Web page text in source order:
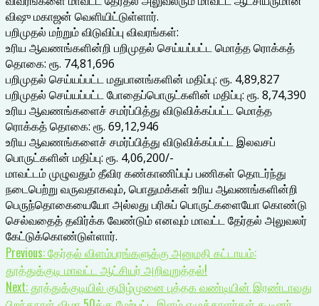
விஷு மகாஜன் வெளியிட்டுள்ளார்.
பறிமுதல் மற்றும் விடுவிப்பு விவரங்கள்:
உரிய ஆவணங்களின்றி பறிமுதல் செய்யப்பட்ட மொத்த ரொக்கத்
தொகை: ரூ. 74,81,696
பறிமுதல் செய்யப்பட்ட மதுபானங்களின் மதிப்பு: ரூ. 4,89,827
பறிமுதல் செய்யப்பட்ட போதைப்பொருட்களின் மதிப்பு: ரூ. 8,74,390
உரிய ஆவணங்களைச் சமர்ப்பித்து விடுவிக்கப்பட்ட மொத்த
ரொக்கத் தொகை: ரூ. 69,12,946
உரிய ஆவணங்களைச் சமர்ப்பித்து விடுவிக்கப்பட்ட இலவசப்
பொருட்களின் மதிப்பு: ரூ. 4,06,200/-
மாவட்டம் முழுவதும் தீவிர கண்காணிப்புப் பணிகள் தொடர்ந்து
நடைபெற்று வருவதாகவும், பொதுமக்கள் உரிய ஆவணங்களின்றி
பெருந்தொகையையோ அல்லது பரிசுப் பொருட்களையோ கொண்டு
செல்வதைத் தவிர்க்க வேண்டும் எனவும் மாவட்ட தேர்தல் அலுவலர்
கேட்டுக்கொண்டுள்ளார்.
Continue
Reading
Previous:தேர்தல் விளம்பரங்களுக்கு அனுமதி கட்டாயம்:
தூத்துக்குடி மாவட்ட ஆட்சியர் அறிவுறுத்தல்!
Next:தூத்துக்குடியில் குமிழ்முனை புத்தக வண்டியின் இரண்டாவது